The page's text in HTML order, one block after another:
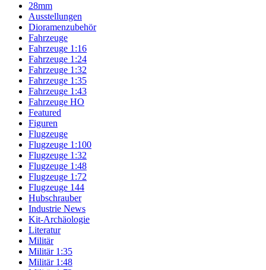
28mm
Ausstellungen
Dioramenzubehör
Fahrzeuge
Fahrzeuge 1:16
Fahrzeuge 1:24
Fahrzeuge 1:32
Fahrzeuge 1:35
Fahrzeuge 1:43
Fahrzeuge HO
Featured
Figuren
Flugzeuge
Flugzeuge 1:100
Flugzeuge 1:32
Flugzeuge 1:48
Flugzeuge 1:72
Flugzeuge 144
Hubschrauber
Industrie News
Kit-Archäologie
Literatur
Militär
Militär 1:35
Militär 1:48